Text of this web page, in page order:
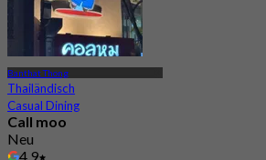
Banthat Thong
Thailändisch
Casual Dining
Call moo
Neu
4.9